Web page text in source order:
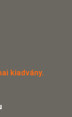
kiadvány.